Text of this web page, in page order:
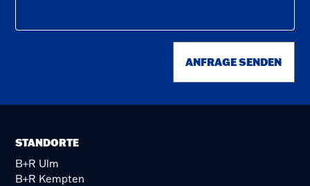
ANFRAGE SENDEN
STANDORTE
B+R Ulm
B+R Kempten